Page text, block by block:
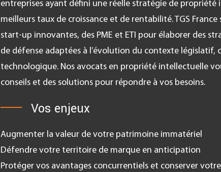
entreprises ayant défini une réelle stratégie de
meilleurs taux de croissance et de rentabilité. TGS France
start-up innovantes, des PME et ETI pour élaborer des
de défense adaptées à l’évolution du contexte législatif,
technologique. Nos avocats en propriété intellectuelle
conseils et des solutions pour répondre à vos besoins.
Vos enjeux
Augmenter la valeur de votre patrimoine immatériel
Défendre votre territoire de marque en anticipation
Protéger vos avantages concurrentiels et conserver